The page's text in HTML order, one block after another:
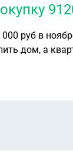
руб в
дом, а
будем